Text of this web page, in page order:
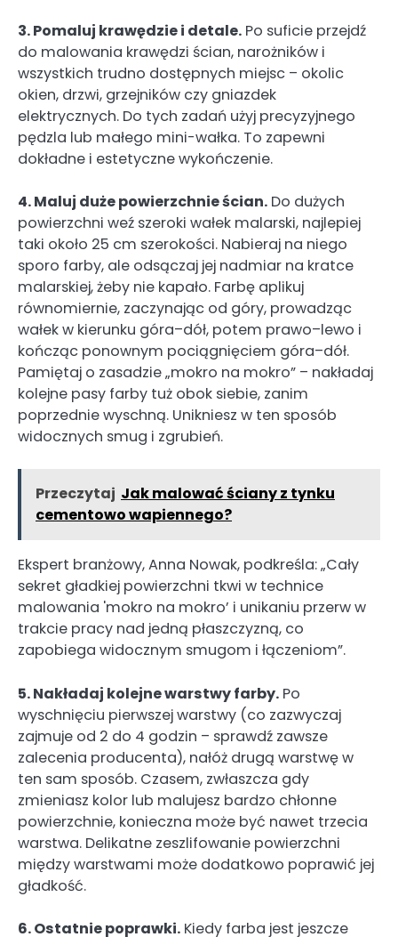
3. Pomaluj krawędzie i detale. Po suficie przejdź
do malowania krawędzi ścian, narożników i
wszystkich trudno dostępnych miejsc – okolic
okien, drzwi, grzejników czy gniazdek
elektrycznych. Do tych zadań użyj precyzyjnego
pędzla lub małego mini-wałka. To zapewni
dokładne i estetyczne wykończenie.
4. Maluj duże powierzchnie ścian. Do dużych
powierzchni weź szeroki wałek malarski, najlepiej
taki około 25 cm szerokości. Nabieraj na niego
sporo farby, ale odsączaj jej nadmiar na kratce
malarskiej, żeby nie kapało. Farbę aplikuj
równomiernie, zaczynając od góry, prowadząc
wałek w kierunku góra–dół, potem prawo–lewo i
kończąc ponownym pociągnięciem góra–dół.
Pamiętaj o zasadzie „mokro na mokro” – nakładaj
kolejne pasy farby tuż obok siebie, zanim
poprzednie wyschną. Unikniesz w ten sposób
widocznych smug i zgrubień.
Przeczytaj Jak malować ściany z tynku
cementowo wapiennego?
Ekspert branżowy, Anna Nowak, podkreśla: „Cały
sekret gładkiej powierzchni tkwi w technice
malowania 'mokro na mokro’ i unikaniu przerw w
trakcie pracy nad jedną płaszczyzną, co
zapobiega widocznym smugom i łączeniom”.
5. Nakładaj kolejne warstwy farby. Po
wyschnięciu pierwszej warstwy (co zazwyczaj
zajmuje od 2 do 4 godzin – sprawdź zawsze
zalecenia producenta), nałóż drugą warstwę w
ten sam sposób. Czasem, zwłaszcza gdy
zmieniasz kolor lub malujesz bardzo chłonne
powierzchnie, konieczna może być nawet trzecia
warstwa. Delikatne zeszlifowanie powierzchni
między warstwami może dodatkowo poprawić jej
gładkość.
6. Ostatnie poprawki. Kiedy farba jest jeszcze